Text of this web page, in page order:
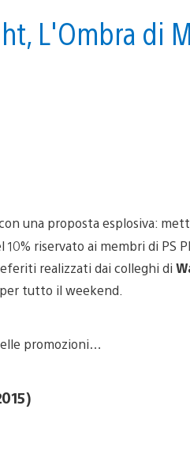
L'Ombra di
una proposta esplosiva:
riservato ai membri di PS
realizzati dai colleghi di
tutto il weekend.
promozioni…